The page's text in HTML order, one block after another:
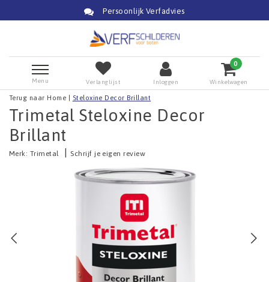
Persoonlijk Verfadvies
Menu Verlanglijst Inloggen
0
Winkelwagen
Terug naar Home Steloxine Decor Brillant
Trimetal Steloxine Decor
Brillant
Merk: Trimetal Schrijf je eigen review